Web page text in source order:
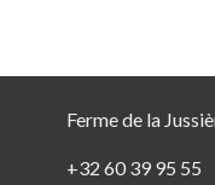
Ferme de la
+32 60 39 95 55